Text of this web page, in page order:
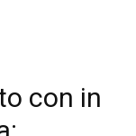
con in